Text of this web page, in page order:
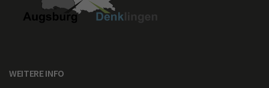
WEITERE INFO